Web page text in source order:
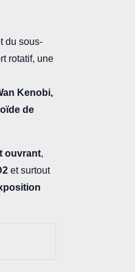
du sous-
rotatif, une
Kenobi,
de
ouvrant,
et surtout